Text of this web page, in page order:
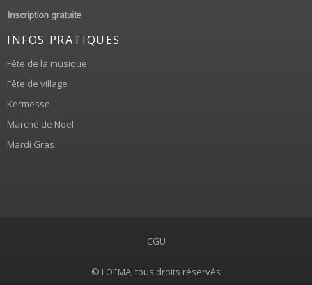
INFOS PRATIQUES
Fête de la musique
Fête de village
Kermesse
Marché de Noel
Mardi Gras
CGU
© LOEMA, tous droits réservés